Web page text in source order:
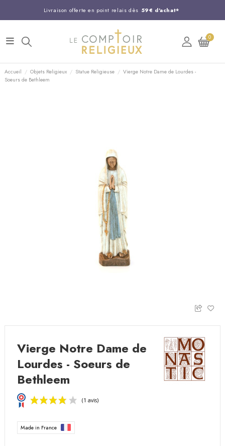
Livraison offerte en point relais dès 59€ d'achat*
Entreprise Française familiale
Support client disponible au 03 20 24 74 15
Commandez avant 14H, expédition le jour même !
0
Accueil Objets Religieux Statue Religieuse
Vierge Notre Dame de Lourdes -
Soeurs de Bethleem
Vierge Notre Dame de
Lourdes - Soeurs de
Bethleem
Made in France